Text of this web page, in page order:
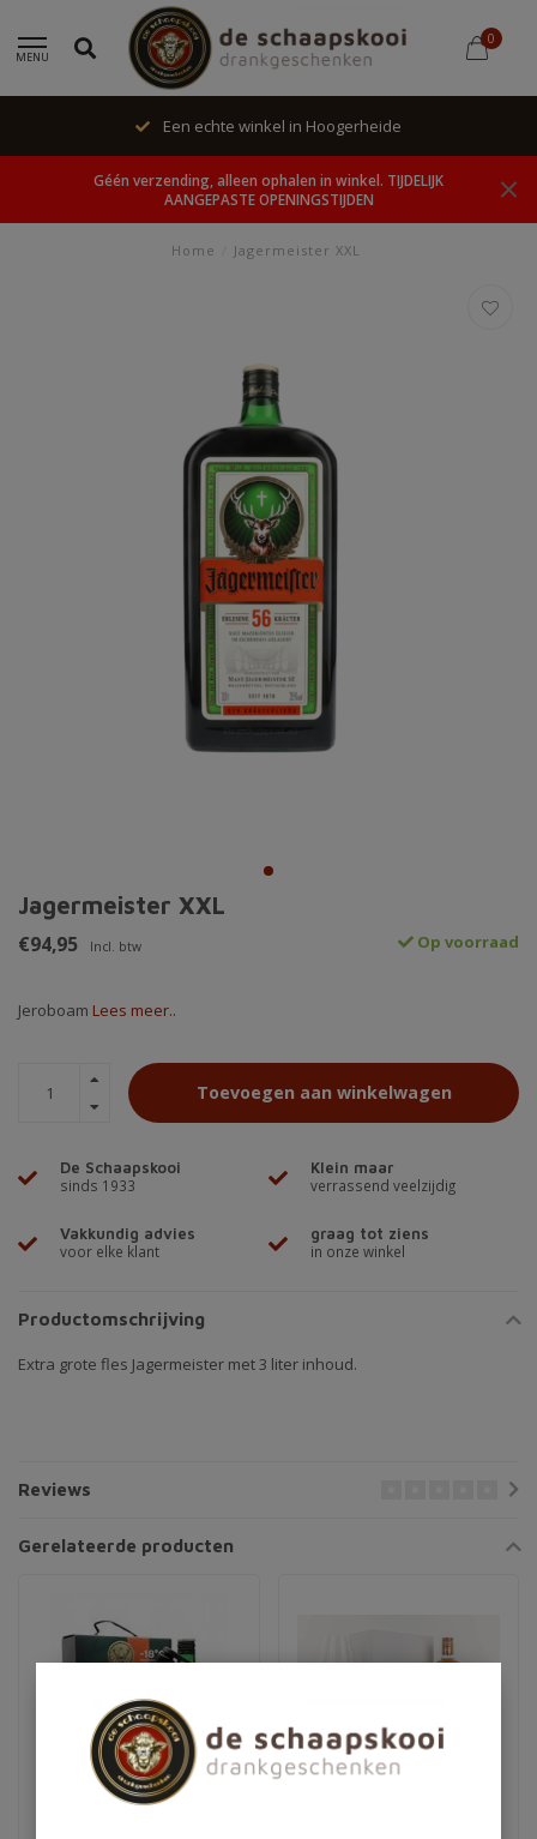
MENU
0
Een echte winkel in Hoogerheide
Géén verzending, alleen ophalen in winkel. TIJDELIJK
AANGEPASTE OPENINGSTIJDEN
Home Jagermeister XXL
Jagermeister XXL
€94,95 Incl. btw Op voorraad
Jeroboam Lees meer..
Toevoegen aan winkelwagen
De Schaapskooi
sinds 1933
Klein maar
verrassend veelzijdig
Vakkundig advies
voor elke klant
graag tot ziens
in onze winkel
Productomschrijving
Extra grote fles Jagermeister met 3 liter inhoud.
Reviews
Gerelateerde producten